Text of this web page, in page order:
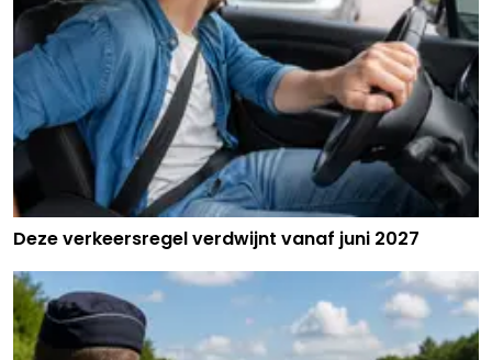
Deze verkeersregel verdwijnt vanaf juni 2027